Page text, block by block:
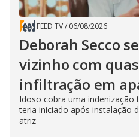
FEED TV/ 06/08/2026
Deborah Secco
vizinho com
infiltração em
Idoso cobra uma indenização
teria iniciado após instalação
atriz